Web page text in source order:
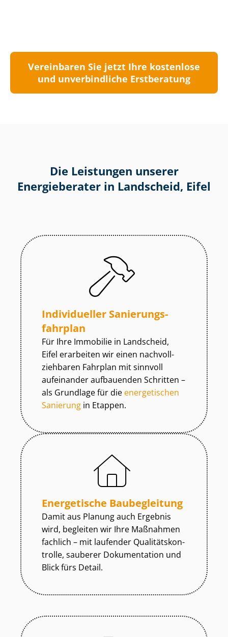
Vereinbaren Sie jetzt Ihre kostenlose
und unverbindliche Erstberatung
Die Leistungen unserer
Energieberater in Landscheid, Eifel
Individueller Sa­nie­rungs­
fahr­plan
Für Ihre Immobilie in Landscheid,
Eifel erarbeiten wir einen nach­voll­
zieh­ba­ren Fahrplan mit sinnvoll
aufeinander aufbauenden Schritten –
als Grundlage für die energetischen
Sanierung in Etappen.
Energetische Baubegleitung
Damit aus Planung auch Ergebnis
wird, begleiten wir Ihre Maßnahmen
fachlich – mit laufender Qua­li­täts­kon­
trol­le, sauberer Dokumentation und
Blick fürs Detail.